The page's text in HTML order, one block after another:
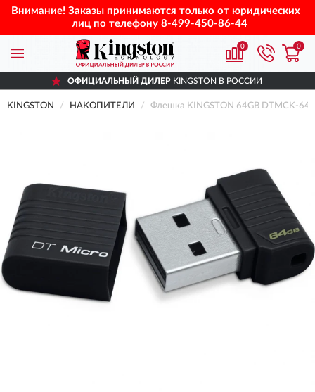
Внимание! Заказы принимаются только от юридических
лиц по телефону 8-499-450-86-44
0 0
ОФИЦИАЛЬНЫЙ ДИЛЕР KINGSTON В РОССИИ
KINGSTON НАКОПИТЕЛИ Флешка KINGSTON 64GB DTMCK-